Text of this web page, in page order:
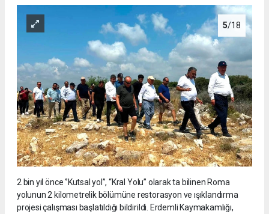
5/18
2 bin yıl önce ‘’Kutsal yol’’, “Kral Yolu” olarak ta bilinen Roma
yolunun 2 kilometrelik bölümüne restorasyon ve ışıklandırma
projesi çalışması başlatıldığı bildirildi. Erdemli Kaymakamlığı,